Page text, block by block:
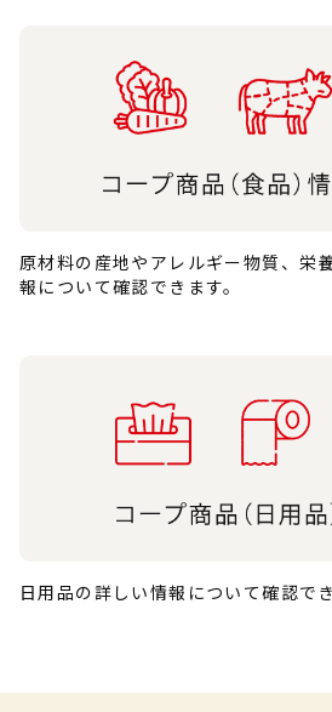
原材料の産地やアレルギー物質、栄
報について確認できます。
日用品の詳しい情報について確認でき